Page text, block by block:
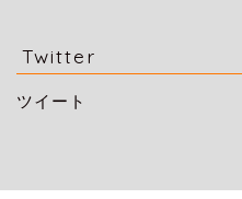
Twitter
ツイート